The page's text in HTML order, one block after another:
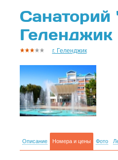
Санаторий
Геленджик
г. Геленджик
Описание Номера и цены Фото